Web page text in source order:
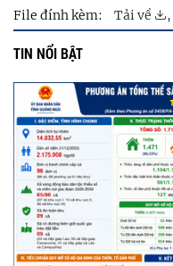
File đính kèm:
Tải về ,
TIN NỔI BẬT